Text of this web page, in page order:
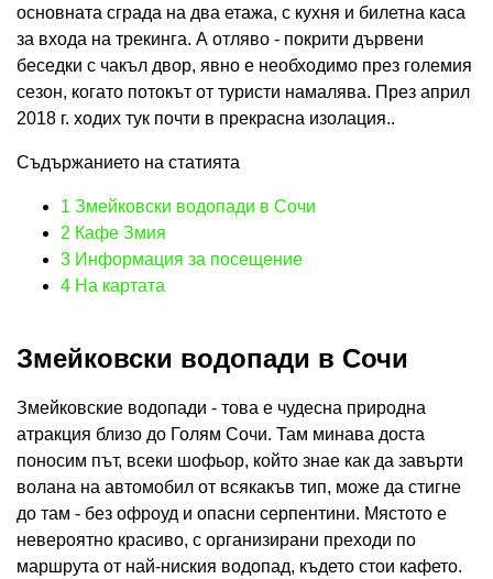
основната сграда на два етажа, с кухня и билетна каса
за входа на трекинга. А отляво - покрити дървени
беседки с чакъл двор, явно е необходимо през големия
сезон, когато потокът от туристи намалява. През април
2018 г. ходих тук почти в прекрасна изолация..
Съдържанието на статията
1 Змейковски водопади в Сочи
2 Кафе Змия
3 Информация за посещение
4 На картата
Змейковски водопади в Сочи
Змейковские водопади - това е чудесна природна
атракция близо до Голям Сочи. Там минава доста
поносим път, всеки шофьор, който знае как да завърти
волана на автомобил от всякакъв тип, може да стигне
до там - без офроуд и опасни серпентини. Мястото е
невероятно красиво, с организирани преходи по
маршрута от най-ниския водопад, където стои кафето.